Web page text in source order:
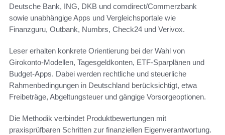
Deutsche Bank, ING, DKB und comdirect/Commerzbank
sowie unabhängige Apps und Vergleichsportale wie
Finanzguru, Outbank, Numbrs, Check24 und Verivox.
Leser erhalten konkrete Orientierung bei der Wahl von
Girokonto-Modellen, Tagesgeldkonten, ETF-Sparplänen und
Budget-Apps. Dabei werden rechtliche und steuerliche
Rahmenbedingungen in Deutschland berücksichtigt, etwa
Freibeträge, Abgeltungsteuer und gängige Vorsorgeoptionen.
Die Methodik verbindet Produktbewertungen mit
praxisprüfbaren Schritten zur finanziellen Eigenverantwortung.